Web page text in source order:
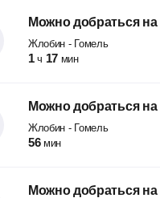
Можно добратьсяна
Жлобин - Гомель
1 ч 17 мин
Можно добратьсяна
Жлобин - Гомель
56 мин
Можно добратьсяна